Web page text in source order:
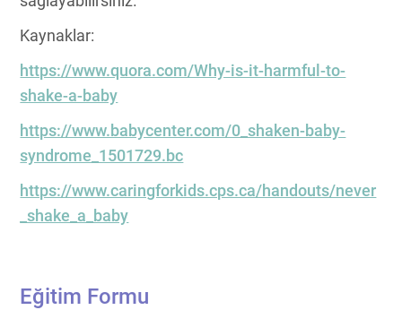
Kaynaklar:
https://www.quora.com/Why-is-it-harmful-to-
shake-a-baby
https://www.babycenter.com/0_shaken-baby-
syndrome_1501729.bc
https://www.caringforkids.cps.ca/handouts/never
_shake_a_baby
Eğitim Formu